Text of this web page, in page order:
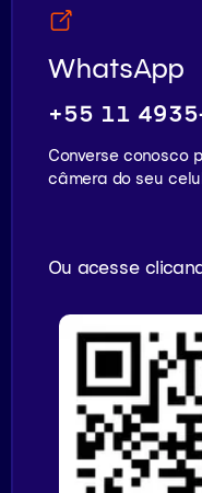
WhatsApp
+55 11
Converse conosco
câmera do seu
Ou acesse